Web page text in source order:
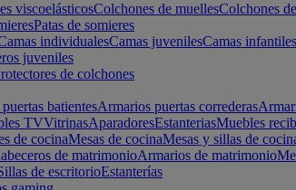
viscoelásticosColchones de muellesColchones
Patas de somieres
individualesCamas juvenilesCamas infantiles
juveniles
de colchones
batientesArmarios puertas correderas
TVVitrinasAparadoresEstanteriasMuebles
de cocinaMesas de cocinaMesas y sillas de
de matrimonioArmarios de matrimonio
de escritorioEstanterías